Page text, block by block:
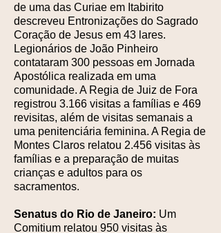
de uma das Curiae em Itabirito
descreveu Entronizações do Sagrado
Coração de Jesus em 43 lares.
Legionários de João Pinheiro
contataram 300 pessoas em Jornada
Apostólica realizada em uma
comunidade. A Regia de Juiz de Fora
registrou 3.166 visitas a famílias e 469
revisitas, além de visitas semanais a
uma penitenciária feminina. A Regia de
Montes Claros relatou 2.456 visitas às
famílias e a preparação de muitas
crianças e adultos para os
sacramentos.
Senatus do Rio de Janeiro: Um
Comitium relatou 950 visitas às